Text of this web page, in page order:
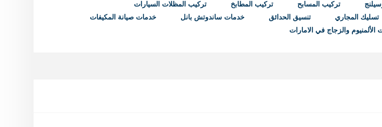
تركيب المسابح تركيب المطابخ
تركيب المظلات السيارات
تسليك المجاري تنسيق الحدائق خدمات ساندوتش بانل
خدمات صيانة المكيفات
والزجاج في الامارات